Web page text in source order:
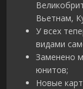
Вьетнам,
У всех
видами
Заменено
юнитов;
Новые